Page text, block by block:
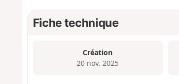
Fiche technique
Création
20 nov. 2025